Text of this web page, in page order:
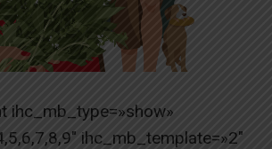
ihc_mb_type=»show»
ihc_mb_template=»2″